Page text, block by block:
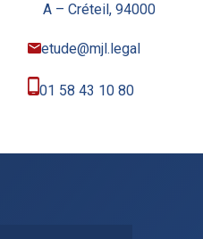
A – Créteil, 94000
etude@mjl.legal
01 58 43 10 80